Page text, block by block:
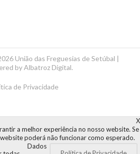
União das Freguesias de Setúbal |
byAlbatroz Digital.
de Privacidade
X
a melhor experiência no nosso website. Se
poderá não funcionar como esperado.
Dados